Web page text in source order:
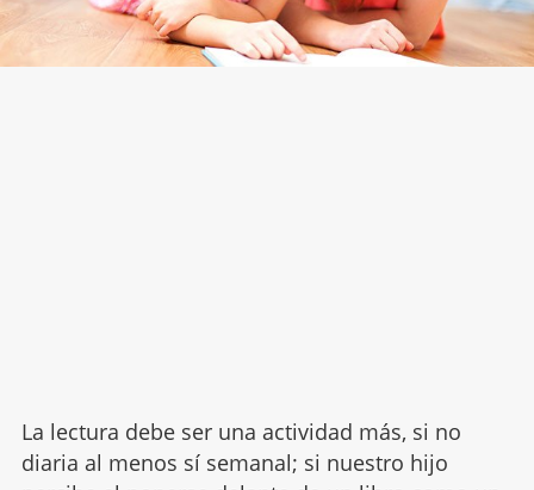
La lectura debe ser una actividad más, si no
diaria al menos sí semanal; si nuestro hijo